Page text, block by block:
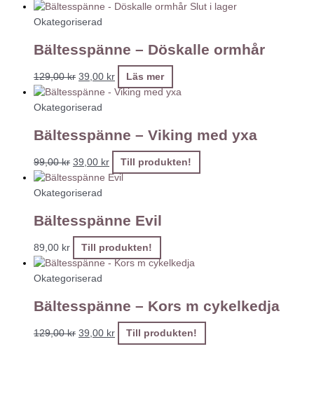
Slut i lager
Okategoriserad
Bältesspänne – Döskalle ormhår
129,00kr 39,00 kr Läs mer
Okategoriserad
Bältesspänne – Viking med yxa
99,00kr 39,00 kr Till produkten!
Okategoriserad
Bältesspänne Evil
89,00 kr Till produkten!
Okategoriserad
Bältesspänne – Kors m cykelkedja
129,00kr 39,00 kr Till produkten!